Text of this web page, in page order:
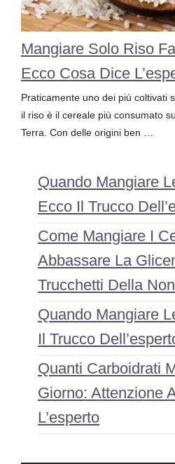
Mangiare Solo Riso
Ecco Cosa Dice
Praticamente uno dei più coltivati
il riso è il cereale più consumato
Terra. Con delle origini ben …
Quando Mangiare
Ecco Il Trucco
Come Mangiare I
Abbassare La
Trucchetti Della
Quando Mangiare
Il Trucco
Quanti Carboidrati
Giorno: Attenzione
L’esperto